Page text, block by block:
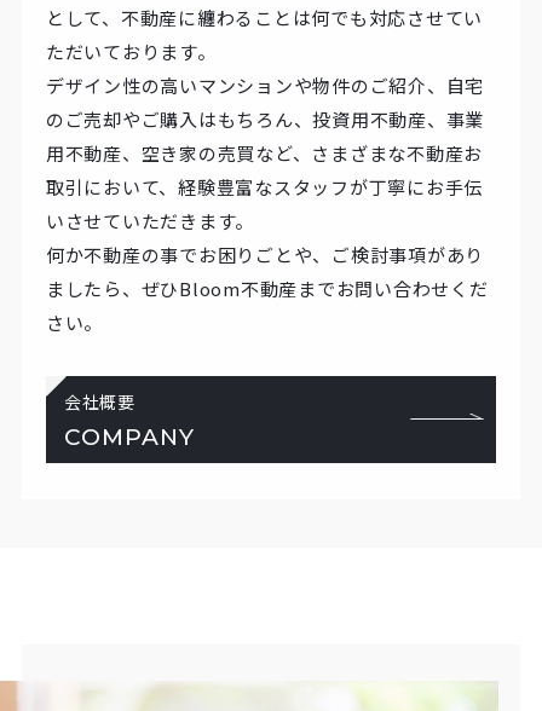
として、不動産に纏わることは何でも対応させてい
ただいております。
デザイン性の高いマンションや物件のご紹介、自宅
のご売却やご購入はもちろん、投資用不動産、事業
用不動産、空き家の売買など、さまざまな不動産お
取引において、経験豊富なスタッフが丁寧にお手伝
いさせていただきます。
何か不動産の事でお困りごとや、ご検討事項があり
ましたら、ぜひBloom不動産までお問い合わせくだ
さい。
会社概要
COMPANY